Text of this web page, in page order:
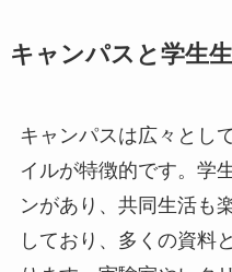
しており、多くの資料
スポーツ施設では様々
キャンパスの雰囲気は
ィとインクルージョン
バックグラウンドを持
す。学生クラブや文化